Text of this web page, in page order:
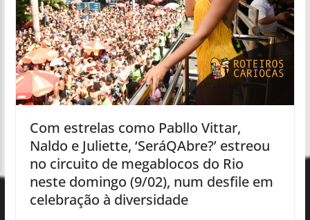
Com estrelas como Pabllo Vittar,
Naldo e Juliette, ‘SeráQAbre?’ estreou
no circuito de megablocos do Rio
neste domingo (9/02), num desfile em
celebração à diversidade